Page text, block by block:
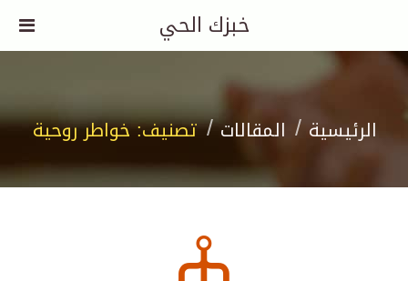
خبزك الحي
الرئيسية المقالات تصنيف: خواطر روحية